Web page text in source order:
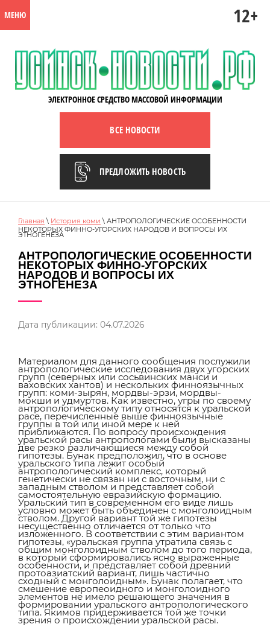
МЕНЮ 12+
ВСЕ НОВОСТИ
ЭЛЕКТРОННОЕ СРЕДСТВО МАССОВОЙ ИНФОРМАЦИИ
ПРЕДЛОЖИТЬ НОВОСТЬ
Главная \ История коми \ АНТРОПОЛОГИЧЕСКИЕ ОСОБЕННОСТИ
НЕКОТОРЫХ ФИННО-УГОРСКИХ НАРОДОВ И ВОПРОСЫ ИХ
ЭТНОГЕНЕЗА
АНТРОПОЛОГИЧЕСКИЕ ОСОБЕННОСТИ
НЕКОТОРЫХ ФИННО-УГОРСКИХ
НАРОДОВ И ВОПРОСЫ ИХ
ЭТНОГЕНЕЗА
Дата публикации: 04.07.2026
Материалом для данного сообщения послужили
антропологические исследования двух угорских
групп (северных или сосьвинских манси и
ваховских хантов) и нескольких финноязычных
групп: коми-зырян, мордвы-эрзи, мордвы-
мокши и удмуртов. Как известно, угры по своему
антропологическому типу относятся к уральской
расе, перечисленные выше финноязычные
группы в той или иной мере к ней
приближаются. По вопросу происхождения
уральской расы антропологами были высказаны
две резко различающиеся между собой
гипотезы. Бунак предположил, что в основе
уральского типа лежит особый
антропологический комплекс, который
генетически не связан ни с восточным, ни с
западным стволом и представляет собой
самостоятельную евразийскую формацию.
Уральский тип в современном его виде лишь
условно может быть объединен с монголоидным
стволом. Другой вариант той же гипотезы
несущественно отличается от только что
изложенного. В соответствии с этим вариантом
гипотезы, «уральская группа утратила связь с
общим монголоидным стволом до того периода,
в который сформировались ясно выраженные
особенности, и представляет собой древний
протоазиатский вариант, лишь частично
сходный с монголоидным». Бунак полагает, что
смешение европеоидного и монголоидного
элементов не имело решающего значения в
формировании уральского антропологического
типа. Якимов придерживается той же точки
зрения о происхождении уральской расы.